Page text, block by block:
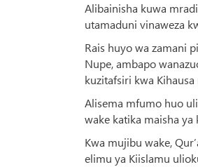
Alibainisha kuwa
utamaduni vinaweza
Rais huyo wa zamani
Nupe, ambapo
kuzitafsiri kwa
Alisema mfumo huo
wake katika maisha ya
Kwa mujibu wake,
elimu ya Kiislamu